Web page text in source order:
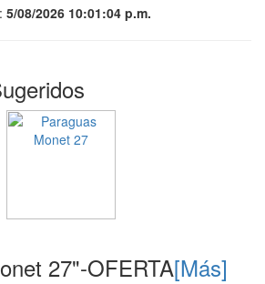
5/08/2026 10:01:04 p.m.
27"-OFERTA[Más]